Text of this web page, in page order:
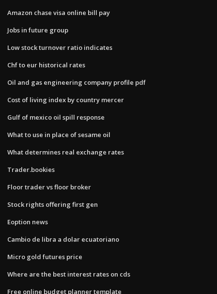
Amazon chase visa online bill pay
Jobs in future group
Low stock turnover ratio indicates
Chf to eur historical rates
Oil and gas engineering company profile pdf
Cost of living index by country mercer
Gulf of mexico oil spill response
What to use in place of sesame oil
What determines real exchange rates
Trader.bookies
Floor trader vs floor broker
Stock rights offering first gen
Eoption news
Cambio de libra a dolar ecuatoriano
Micro gold futures price
Where are the best interest rates on cds
Free online budget planner template